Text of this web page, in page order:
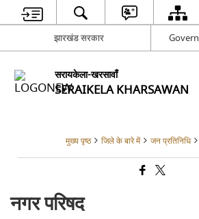
झारखंड सरकार
सरायकेला-खरसावाँ
SERAIKELA KHARSAWAN
मुख्य पृष्ठ जिले के बारे में जन प्रतिनिधि
नगर परिषद